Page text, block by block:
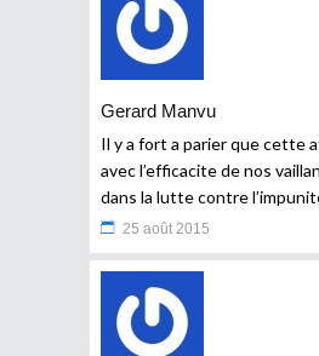
Gerard Manvu
Il y a fort a parier que cette
avec l’efficacite de nos
dans la lutte contre
25 août 2015